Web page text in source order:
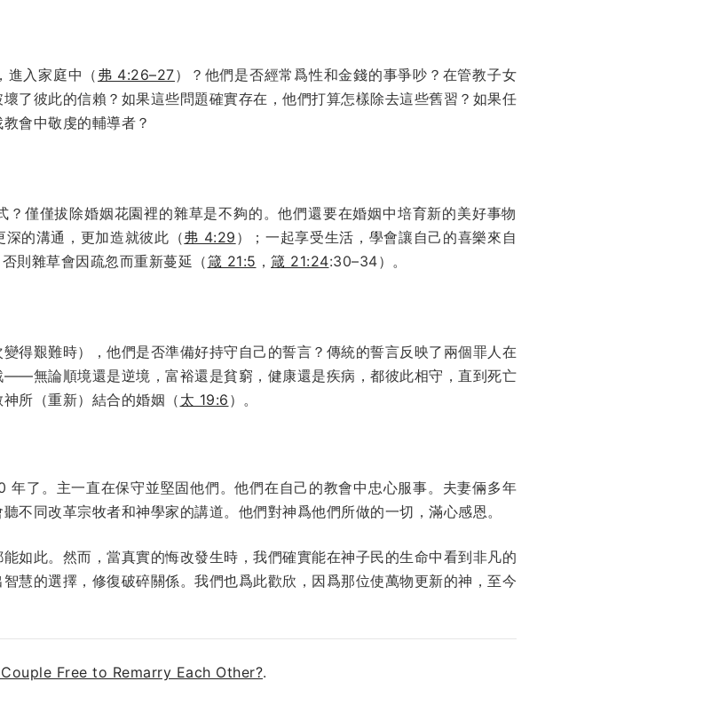
進入家庭中（ 弗 4:26–27）？他們是否經常爲性和金錢的事爭吵？在管教子女
了彼此的信賴？如果這些問題確實存在，他們打算怎樣除去這些舊習？如果任
會中敬虔的輔導者？
僅僅拔除婚姻花園裡的雜草是不夠的。他們還要在婚姻中培育新的美好事物
的溝通，更加造就彼此（弗 4:29 ）；一起享受生活，學會讓自己的喜樂來自
則雜草會因疏忽而重新蔓延（箴 21:5 ， 箴 21:24:30–34）。
得艱難時），他們是否準備好持守自己的誓言？傳統的誓言反映了兩個罪人在
無論順境還是逆境，富裕還是貧窮，健康還是疾病，都彼此相守，直到死亡
所（重新）結合的婚姻（太 19:6 ）。
了。主一直在保守並堅固他們。他們在自己的教會中忠心服事。夫妻倆多年
不同改革宗牧者和神學家的講道。他們對神爲他們所做的一切，滿心感恩。
如此。然而，當真實的悔改發生時，我們確實能在神子民的生命中看到非凡的
慧的選擇，修復破碎關係。我們也爲此歡欣，因爲那位使萬物更新的神，至今
Free to Remarry Each Other?.